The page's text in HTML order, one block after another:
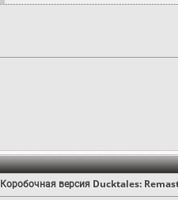
Коробочная версия Ducktales: